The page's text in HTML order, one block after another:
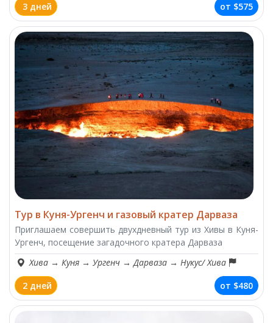
3 дней
от $575
Тур в Куня-Ургенч и газовый кратер Дарваза
Приглашаем совершить двухдневный тур из Хивы в Куня-
Ургенч, посещение загадочного кратера Дарваза
Хива → Куня → Ургенч → Дарваза → Нукус/ Хива
2 дней
от $480